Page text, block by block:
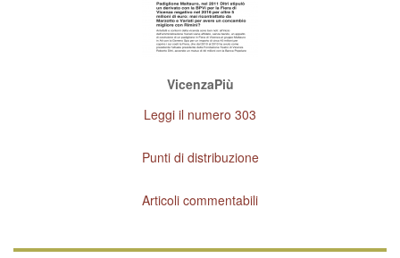
VicenzaPiù
Leggi il numero 303
Punti di distribuzione
Articoli commentabili